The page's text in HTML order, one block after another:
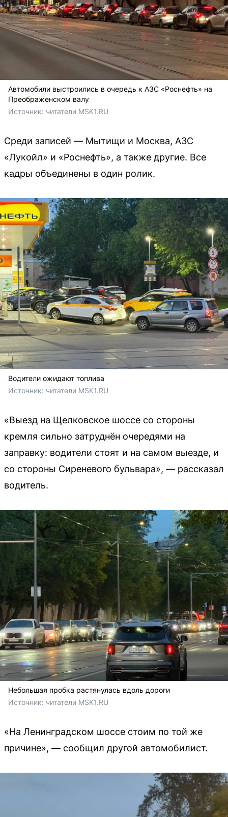
Автомобили выстроились в очередь к АЗС «Роснефть» на
Преображенском валу
Источник: читатели MSK1.RU
Среди записей — Мытищи и Москва, АЗС
«Лукойл» и «Роснефть», а также другие. Все
кадры объединены в один ролик.
Водители ожидают топлива
Источник: читатели MSK1.RU
«Выезд на Щелковское шоссе со стороны
кремля сильно затруднён очередями на
заправку: водители стоят и на самом выезде, и
со стороны Сиреневого бульвара», — рассказал
водитель.
Небольшая пробка растянулась вдоль дороги
Источник: читатели MSK1.RU
«На Ленинградском шоссе стоим по той же
причине», — сообщил другой автомобилист.